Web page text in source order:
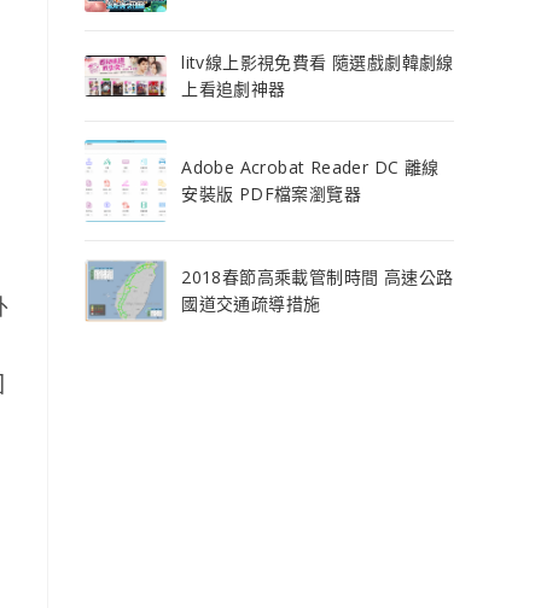
litv線上影視免費看 隨選戲劇韓劇線
上看追劇神器
Adobe Acrobat Reader DC 離線
安裝版 PDF檔案瀏覽器
2018春節高乘載管制時間 高速公路
國道交通疏導措施